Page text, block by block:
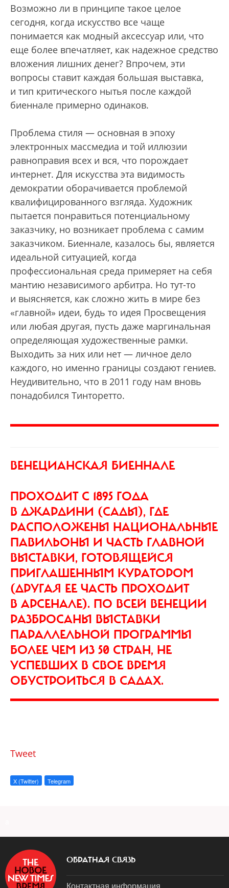
Возможно ли в принципе такое целое
сегодня, когда искусство все чаще
понимается как модный аксессуар или, что
еще более впечатляет, как надежное средство
вложения лишних денег? Впрочем, эти
вопросы ставит каждая большая выставка,
и тип критического нытья после каждой
биеннале примерно одинаков.
Проблема стиля — основная в эпоху
электронных массмедиа и той иллюзии
равноправия всех и вся, что порождает
интернет. Для искусства эта видимость
демократии оборачивается проблемой
квалифицированного взгляда. Художник
пытается понравиться потенциальному
заказчику, но возникает проблема с самим
заказчиком. Биеннале, казалось бы, является
идеальной ситуацией, когда
профессиональная среда примеряет на себя
мантию независимого арбитра. Но тут-то
и выясняется, как сложно жить в мире без
«главной» идеи, будь то идея Просвещения
или любая другая, пусть даже маргинальная
определяющая художественные рамки.
Выходить за них или нет — личное дело
каждого, но именно границы создают гениев.
Неудивительно, что в 2011 году нам вновь
понадобился Тинторетто.
ВЕНЕЦИАНСКАЯ БИЕННАЛЕ
ПРОХОДИТ С 1895 ГОДА
В ДЖАРДИНИ (САДЫ), ГДЕ
РАСПОЛОЖЕНЫ НАЦИОНАЛЬНЫЕ
ПАВИЛЬОНЫ И ЧАСТЬ ГЛАВНОЙ
ВЫСТАВКИ, ГОТОВЯЩЕЙСЯ
ПРИГЛАШЕННЫМ КУРАТОРОМ
(ДРУГАЯ ЕЕ ЧАСТЬ ПРОХОДИТ
В АРСЕНАЛЕ). ПО ВСЕЙ ВЕНЕЦИИ
РАЗБРОСАНЫ ВЫСТАВКИ
ПАРАЛЛЕЛЬНОЙ ПРОГРАММЫ
БОЛЕЕ ЧЕМ ИЗ 50 СТРАН, НЕ
УСПЕВШИХ В СВОЕ ВРЕМЯ
ОБУСТРОИТЬСЯ В САДАХ.
Tweet
X (Twitter) Telegram
ОБРАТНАЯ СВЯЗЬ